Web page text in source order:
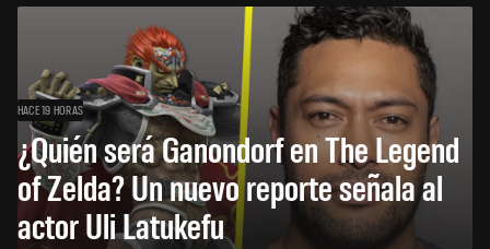
HACE 19 HORAS
¿Quién será Ganondorf en The Legend
of Zelda? Un nuevo reporte señala al
actor Uli Latukefu